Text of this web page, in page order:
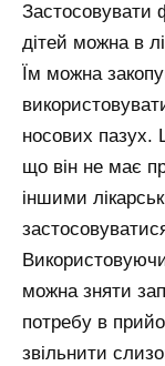
Застосовувати
дітей можна в
Їм можна
носових пазух.
що він не має
іншими
можна зняти
потребу в
звільнити